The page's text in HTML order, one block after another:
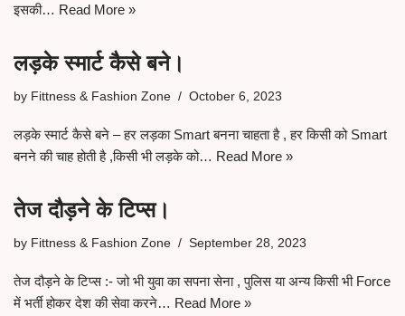
इसकी… Read More »
लड़के स्मार्ट कैसे बने।
by Fittness & Fashion Zone October 6, 2023
लड़के स्मार्ट कैसे बने – हर लड़का Smart बनना चाहता है , हर किसी को Smart
बनने की चाह होती है ,किसी भी लड़के को… Read More »
तेज दौड़ने के टिप्स।
by Fittness & Fashion Zone September 28, 2023
तेज दौड़ने के टिप्स :- जो भी युवा का सपना सेना , पुलिस या अन्य किसी भी Force
में भर्ती होकर देश की सेवा करने… Read More »